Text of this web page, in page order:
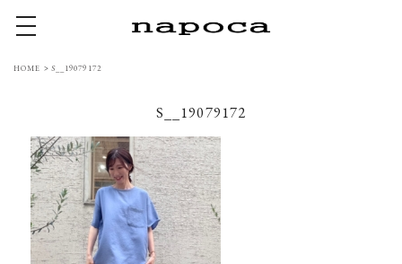
toggle navigation
HOME >S__19079172
S__19079172